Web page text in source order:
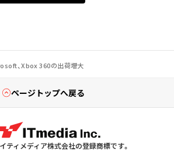
、Xbox 360の出荷増大
ページトップへ戻る
ティメディア株式会社の登録商標です。